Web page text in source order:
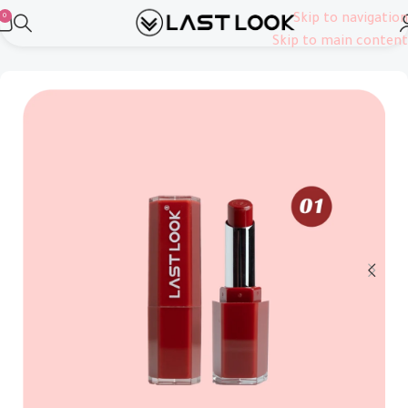
Skip to navigation
Skip to main content
0
الرئيسية شفاه ليب استيك